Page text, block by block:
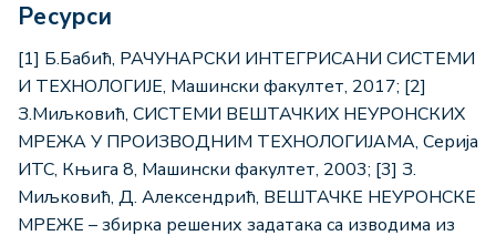
Ресурси
[1] Б.Бабић, РАЧУНАРСКИ ИНТЕГРИСАНИ СИСТЕМИ
И ТЕХНОЛОГИЈЕ, Машински факултет, 2017; [2]
З.Миљковић, СИСТЕМИ ВЕШТАЧКИХ НЕУРОНСКИХ
МРЕЖА У ПРОИЗВОДНИМ ТЕХНОЛОГИЈАМА, Серија
ИТС, Књига 8, Машински факултет, 2003; [3] З.
Миљковић, Д. Алексендрић, ВЕШТАЧКЕ НЕУРОНСКЕ
МРЕЖЕ – збирка решених задатака са изводима из